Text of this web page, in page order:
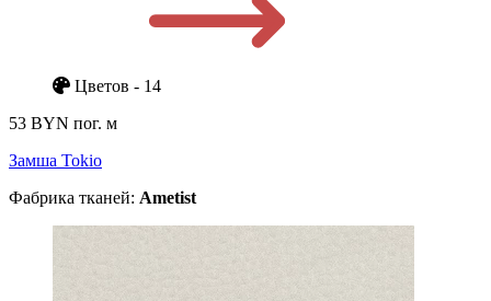
Цветов - 14
53 BYN пог. м
Замша Tokio
Фабрика тканей: Ametist